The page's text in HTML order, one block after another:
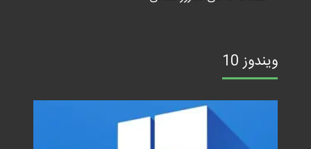
ویندوز 10